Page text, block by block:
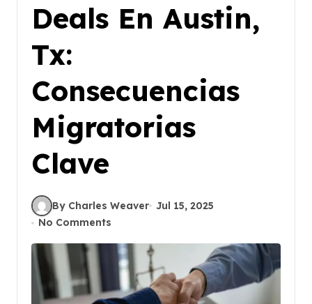
Deals En Austin,
Tx:
Consecuencias
Migratorias
Clave
By Charles Weaver Jul 15, 2025
No Comments